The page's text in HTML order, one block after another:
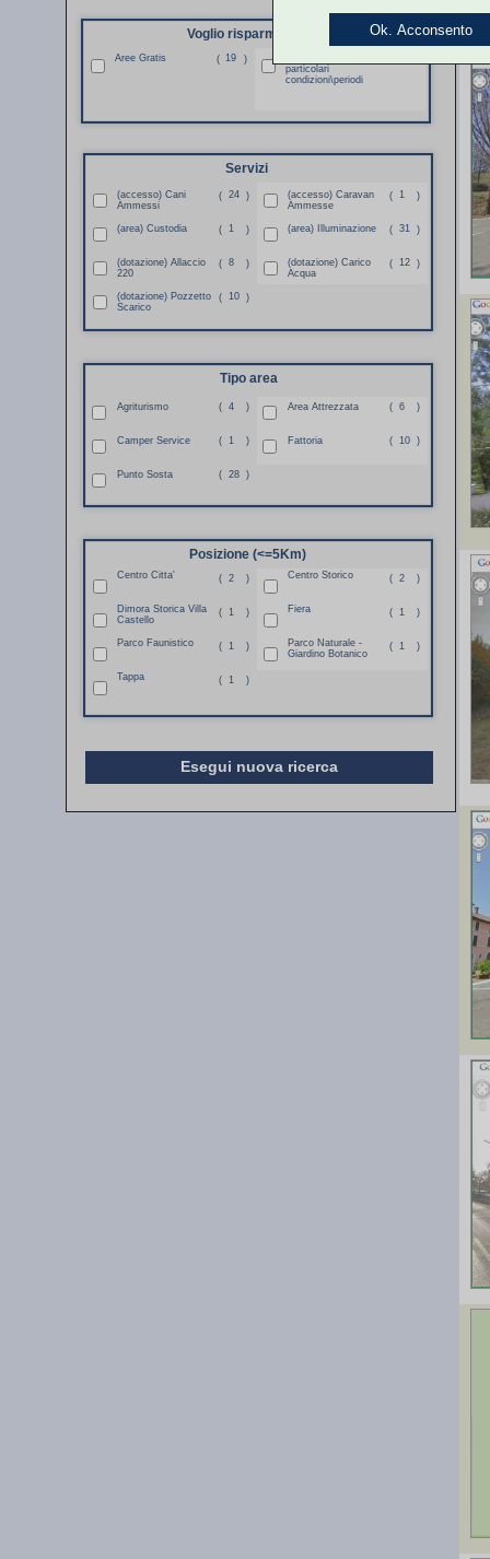
Voglio risparmiare
( 19 )
Aree Gratis
particolari
condizioni\periodi
Servizi
(accesso) Cani
Ammessi
( 24 )
(accesso) Caravan
Ammesse
( 1 )
(area) Custodia ( 1 ) (area) Illuminazione ( 31 )
(dotazione) Allaccio
220
( 8 )
(dotazione) Carico
Acqua
( 12 )
(dotazione) Pozzetto
Scarico
( 10 )
Tipo area
Agriturismo ( 4 ) Area Attrezzata ( 6 )
Camper Service ( 1 ) Fattoria ( 10 )
Punto Sosta ( 28 )
Posizione (<=5Km)
Centro Citta' ( 2 ) Centro Storico ( 2 )
Dimora Storica Villa
Castello
( 1 ) Fiera ( 1 )
Parco Faunistico ( 1 )
Parco Naturale -
Giardino Botanico
( 1 )
Tappa ( 1 )
Esegui nuova ricerca
Ok. Acconsento